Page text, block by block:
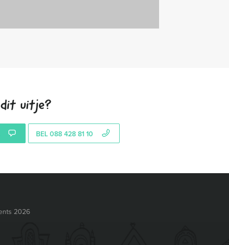
uitje?
BEL 088 428 81 10
2026